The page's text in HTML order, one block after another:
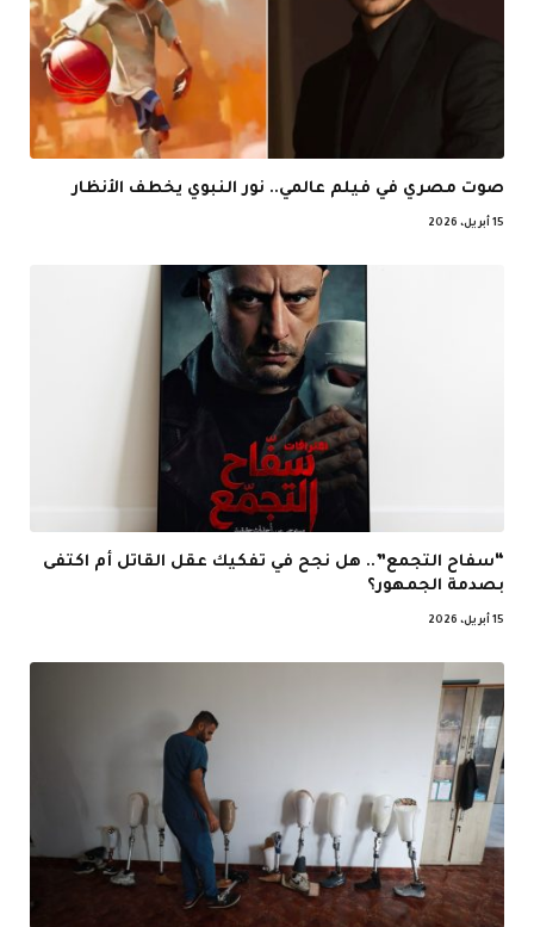
صوت مصري في فيلم عالمي.. نور النبوي يخطف الأنظار
15 أبريل، 2026
“سفاح التجمع”.. هل نجح في تفكيك عقل القاتل أم اكتفى
بصدمة الجمهور؟
15 أبريل، 2026